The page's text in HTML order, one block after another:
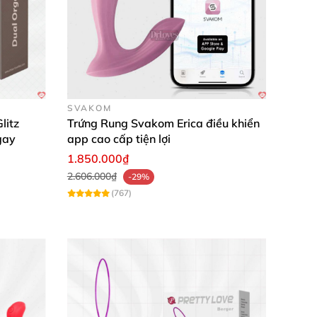
SVAKOM
Trứng Rung Svakom Erica điều khiển
app cao cấp tiện lợi
1.850.000₫
2.606.000₫
-29%
(767)